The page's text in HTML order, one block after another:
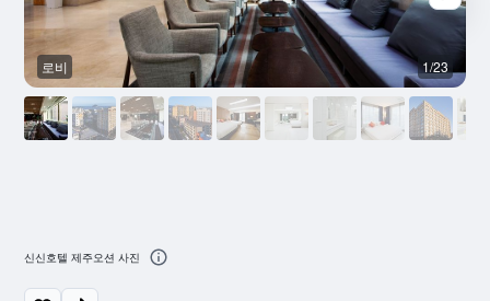
로비 1/23
신신호텔 제주오션 사진